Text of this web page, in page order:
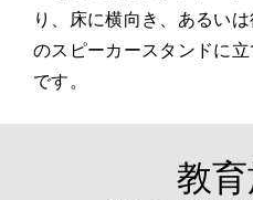
り、床に横向き、あるい
のスピーカースタンドに
です。
教